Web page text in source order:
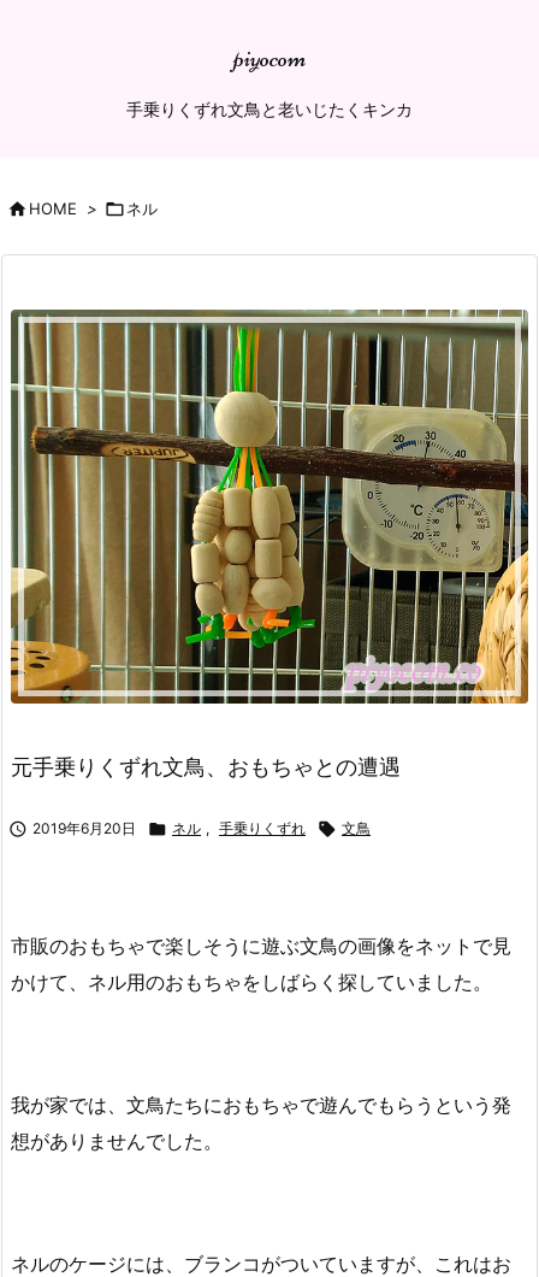
piyocom
手乗りくずれ文鳥と老いじたくキンカ
HOME > ネル
元手乗りくずれ文鳥、おもちゃとの遭遇
 2019年6月20日  ネル , 手乗りくずれ  文鳥
市販のおもちゃで楽しそうに遊ぶ文鳥の画像をネットで見
かけて、ネル用のおもちゃをしばらく探していました。
我が家では、文鳥たちにおもちゃで遊んでもらうという発
想がありませんでした。
ネルのケージには、ブランコがついていますが、これはお